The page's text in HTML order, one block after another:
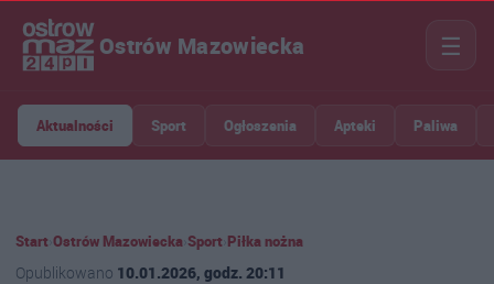
Ostrów Mazowiecka ☰
Aktualności Sport Ogłoszenia Apteki Paliwa
Start Ostrów Mazowiecka Sport Piłka nożna
Opublikowano 10.01.2026, godz. 20:11